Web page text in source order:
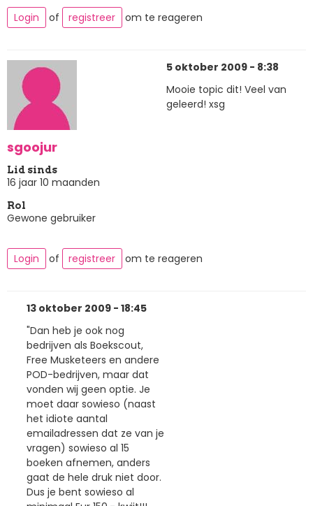
Login
of registreer om te reageren
sgoojur
Lid sinds
16 jaar 10 maanden
Rol
Gewone gebruiker
5 oktober 2009 - 8:38
Mooie topic dit! Veel van
geleerd! xsg
Login of registreer om te reageren
13 oktober 2009 - 18:45
"Dan heb je ook nog
bedrijven als Boekscout,
Free Musketeers en andere
POD-bedrijven, maar dat
vonden wij geen optie. Je
moet daar sowieso (naast
het idiote aantal
emailadressen dat ze van je
vragen) sowieso al 15
boeken afnemen, anders
gaat de hele druk niet door.
Dus je bent sowieso al